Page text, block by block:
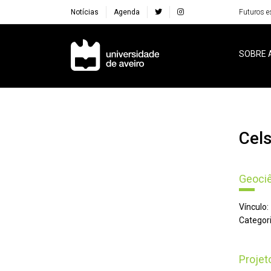
Notícias Agenda Futuros
Navegação Principal
SOBRE
Vínculo: